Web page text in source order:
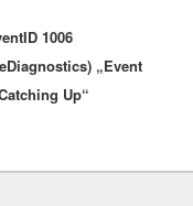
1006
„Event
Up“